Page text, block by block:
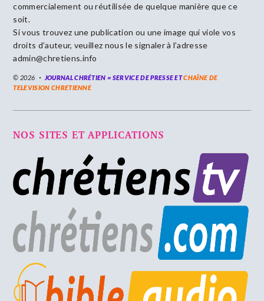
commercialement ou réutilisée de quelque manière que ce
soit.
Si vous trouvez une publication ou une image qui viole vos
droits d’auteur, veuillez nous le signaler à l’adresse
admin@chretiens.info
© 2026 JOURNAL CHRÉTIEN = SERVICE DE PRESSE ETCHAÎNE DE
TELEVISION CHRETIENNE
NOS SITES ET APPLICATIONS